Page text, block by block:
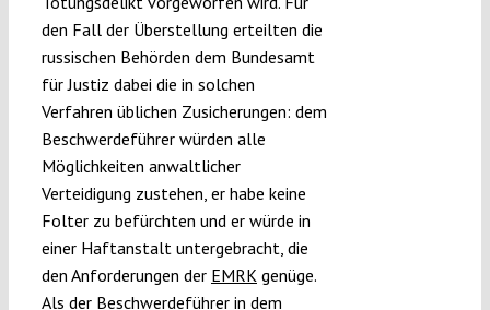
den Fall der Überstellung erteilten die
russischen Behörden dem Bundesamt
für Justiz dabei die in solchen
Verfahren üblichen Zusicherungen: dem
Beschwerdeführer würden alle
Möglichkeiten anwaltlicher
Verteidigung zustehen, er habe keine
Folter zu befürchten und er würde in
einer Haftanstalt untergebracht, die
den Anforderungen der EMRKgenüge.
Als der Beschwerdeführer in dem